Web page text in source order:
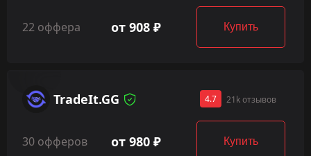
22 оффера от 908 ₽ Купить
TradeIt.GG 4.7 21k отзывов
30 офферов от 980 ₽ Купить